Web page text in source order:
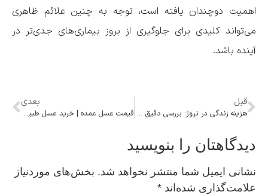
اهمیت دوچندان یافته است، توجه به چنین علائم ظاهری
می‌تواند کلیدی برای جلوگیری از بروز بیماری‌های جدی‌تر در
آینده باشد.
قبل
هزینه زندگی در نروژ: بررسی دقیق هزینه‌ها و مخارج روزمره
بعدی
قیمت عسل عمده | خرید عسل طبیعی با بهترین قیمت و کیفیت
دیدگاهتان را بنویسید
نشانی ایمیل شما منتشر نخواهد شد. بخش‌های موردنیاز
علامت‌گذاری شده‌اند *